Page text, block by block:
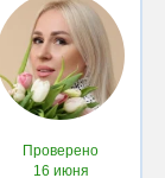
Проверено
16 июня